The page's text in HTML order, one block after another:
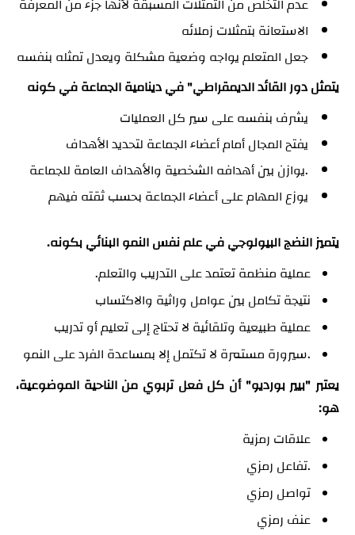
عدم التخلص من التمثلات المسبقة لأنها جزء من المعرفة
الاستعانة بتمثلات زملائه
جعل المتعلم يواجه وضعية مشكلة ويعدل تمثله بنفسه
يتمثل دور القائد الديمقراطي" في دينامية الجماعة في كونه
يشرف بنفسه على سير كل العمليات
يفتح المجال أمام أعضاء الجماعة لتحديد الأهداف
.يوازن بين أهدافه الشخصية والأهداف العامة للجماعة
يوزع المهام على أعضاء الجماعة بحسب ثقته فيهم
يتميز النضج البيولوجي في علم نفس النمو البنائي بكونه.
عملية منظمة تعتمد على التدريب والتعلم.
نتيجة تكامل بين عوامل وراثية والاكتساب
عملية طبيعية وتلقائية لا تحتاج إلى تعليم أو تدريب
.سيرورة مستمرة لا تكتمل إلا بمساعدة الفرد على النمو
يعتبر "بيير بورديو" أن كل فعل تربوي من الناحية الموضوعية،
هو:
علاقات رمزية
.تفاعل رمزي
تواصل رمزي
عنف رمزي